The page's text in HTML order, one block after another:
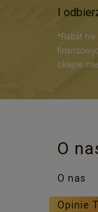
I
*Rabat nie
sklepie
O
O nas
Opinie